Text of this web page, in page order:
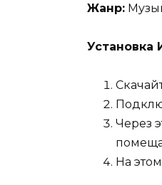
Жанр:
Установка
Через
На